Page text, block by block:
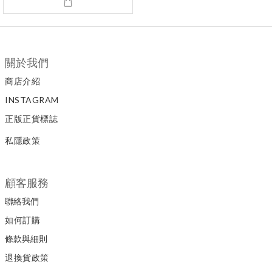
關於我們
商店介紹
INSTAGRAM
正版正貨標誌
私隱政策
顧客服務
聯絡我們
如何訂購
條款與細則
退換貨政策